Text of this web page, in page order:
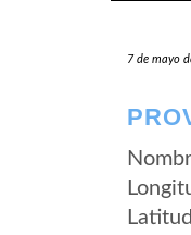
7 de mayo